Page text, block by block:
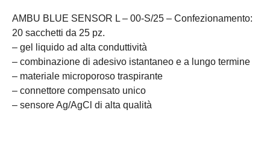
AMBU BLUE SENSOR L – 00-S/25 – Confezionamento:
20 sacchetti da 25 pz.
– gel liquido ad alta conduttività
– combinazione di adesivo istantaneo e a lungo termine
– materiale microporoso traspirante
– connettore compensato unico
– sensore Ag/AgCl di alta qualità